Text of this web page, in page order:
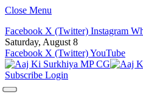
Close Menu
Facebook X (Twitter) Instagram
Saturday, August 8
Facebook X (Twitter)YouTube
Subscribe Login